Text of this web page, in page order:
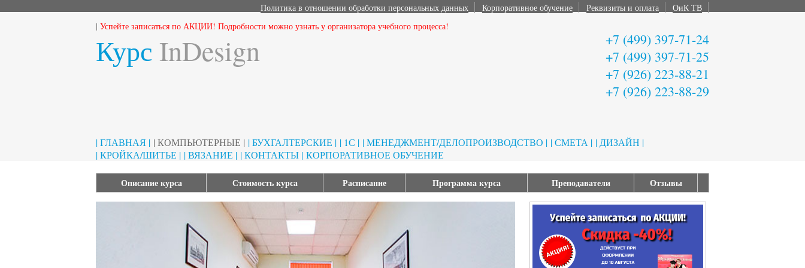
Политика в отношении обработки персональных данных Корпоративное обучение Реквизиты и оплата
ОиК ТВ
| Успейте записаться по АКЦИИ! Подробности можно узнать у организатора учебного процесса!
Курс InDesign
+7 (499) 397-71-24
+7 (499) 397-71-25
+7 (926) 223-88-21
+7 (926) 223-88-29
| ГЛАВНАЯ | | КОМПЬЮТЕРНЫЕ | | БУХГАЛТЕРСКИЕ | | 1С | | МЕНЕДЖМЕНТ/ДЕЛОПРОИЗВОДСТВО | | СМЕТА | | ДИЗАЙН |
| КРОЙКА/ШИТЬЕ | | ВЯЗАНИЕ | | КОНТАКТЫ | КОРПОРАТИВНОЕ ОБУЧЕНИЕ
Описание курса Стоимость курса Расписание Программа курса Преподаватели Отзывы